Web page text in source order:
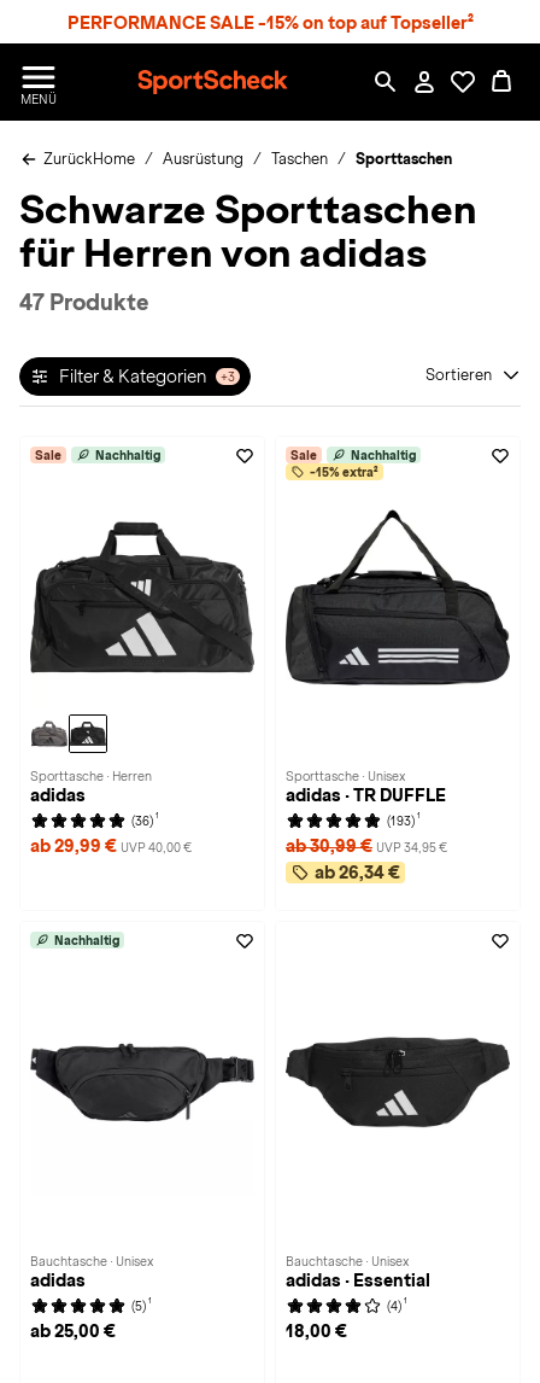
PERFORMANCE SALE -15% on top auf Topseller²
MENÜ
p
r
S
h
c
ZurückHome Ausrüstung Taschen Sporttaschen
Schwarze Sporttaschen
für Herren von adidas
47 Produkte
Filter & Kategorien +3 Sortieren
Sale Nachhaltig
Sporttasche · Herren
adidas
(36) 1
ab 29,99 € UVP 40,00 €
Sale
Nachhaltig
-15% extra²
Sporttasche · Unisex
adidas · TR DUFFLE
(193) 1
ab 30,99 € UVP 34,95 €
ab 26,34 €
Nachhaltig
Bauchtasche · Unisex
adidas
(5) 1
ab 25,00 €
Bauchtasche · Unisex
adidas · Essential
(4) 1
18,00 €